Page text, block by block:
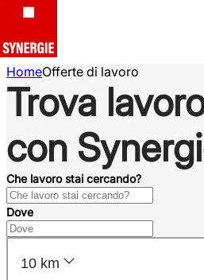
HomeOfferte di lavoro
Trova
con
Che lavoro stai cercando?
Dove
10 km